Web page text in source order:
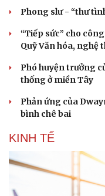
Phong slư - “thư
“Tiếp sức” cho
Quỹ Văn hóa, nghệ
Phó huyện trưởng
thống ở miền Tây
Phản ứng của
bình chê bai
KINH TẾ